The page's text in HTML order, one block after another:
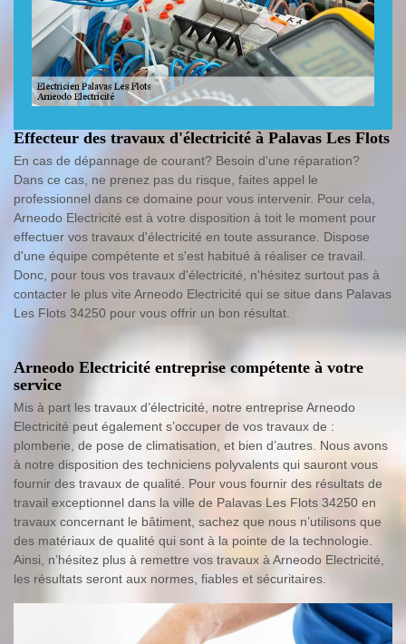
Effecteur des travaux d'électricité à Palavas Les Flots
En cas de dépannage de courant? Besoin d'une réparation?
Dans ce cas, ne prenez pas du risque, faites appel le
professionnel dans ce domaine pour vous intervenir. Pour cela,
Arneodo Electricité est à votre disposition à toit le moment pour
effectuer vos travaux d'électricité en toute assurance. Dispose
d'une équipe compétente et s'est habitué à réaliser ce travail.
Donc, pour tous vos travaux d'électricité, n'hésitez surtout pas à
contacter le plus vite Arneodo Electricité qui se situe dans Palavas
Les Flots 34250 pour vous offrir un bon résultat.
Arneodo Electricité entreprise compétente à votre
service
Mis à part les travaux d’électricité, notre entreprise Arneodo
Electricité peut également s’occuper de vos travaux de :
plomberie, de pose de climatisation, et bien d’autres. Nous avons
à notre disposition des techniciens polyvalents qui sauront vous
fournir des travaux de qualité. Pour vous fournir des résultats de
travail exceptionnel dans la ville de Palavas Les Flots 34250 en
travaux concernant le bâtiment, sachez que nous n’utilisons que
des matériaux de qualité qui sont à la pointe de la technologie.
Ainsi, n’hésitez plus à remettre vos travaux à Arneodo Electricité,
les résultats seront aux normes, fiables et sécuritaires.